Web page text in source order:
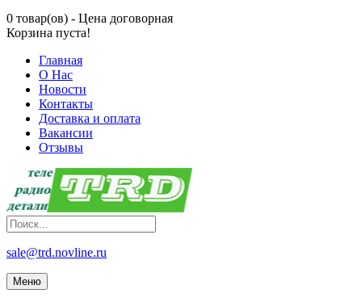
0 товар(ов) - Цена договорная
Корзина пуста!
Главная
О Нас
Новости
Контакты
Доставка и оплата
Вакансии
Отзывы
sale@trd.novline.ru
Меню